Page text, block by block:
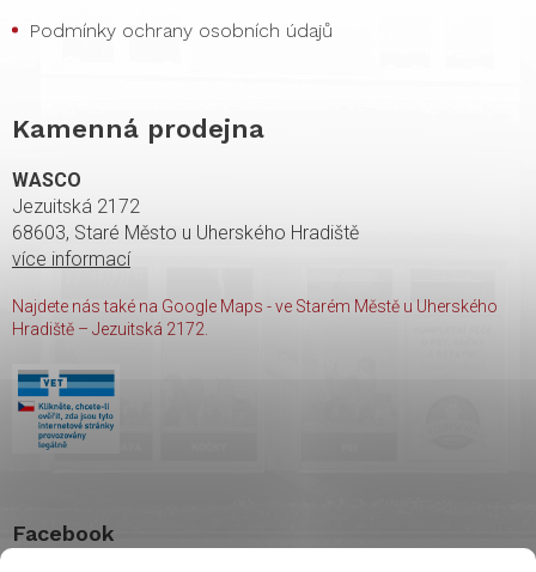
Podmínky ochrany osobních údajů
Kamenná prodejna
WASCO
Jezuitská 2172
68603, Staré Město u Uherského Hradiště
více informací
Najdete nás také na Google Maps - ve Starém Městě u Uherského
Hradiště – Jezuitská 2172.
Facebook